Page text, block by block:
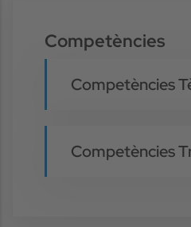
Competències
Competències
Competències